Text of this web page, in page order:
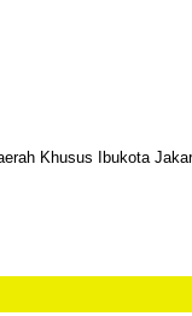
Khusus Ibukota